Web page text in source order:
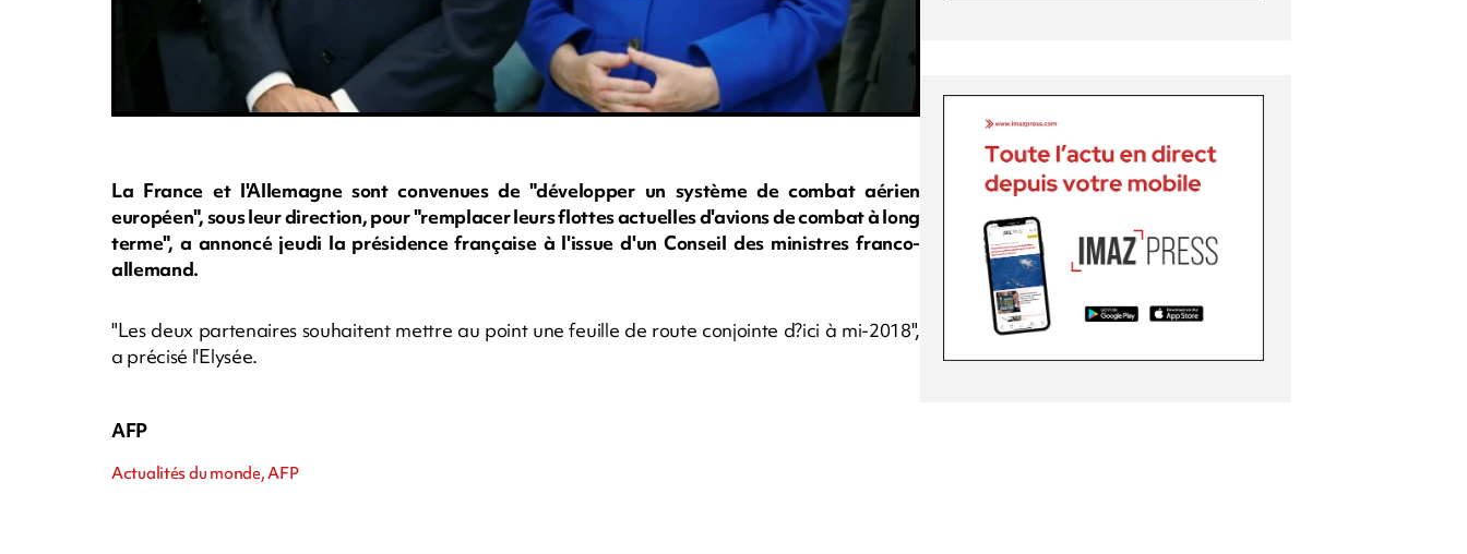
La France et l'Allemagne sont convenues de "développer un système de combat aérien
européen", sous leur direction, pour "remplacer leurs flottes actuelles d'avions de combat à long
terme", a annoncé jeudi la présidence française à l'issue d'un Conseil des ministres franco-
allemand.
"Les deux partenaires souhaitent mettre au point une feuille de route conjointe d?ici à mi-2018",
a précisé l'Elysée.
AFP
Actualités du monde, AFP